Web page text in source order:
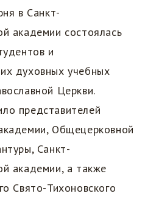
в Санкт-
академии состоялась
и
духовных учебных
Церкви.
представителей
Общецерковной
Санкт-
академии, а также
Свято-Тихоновского